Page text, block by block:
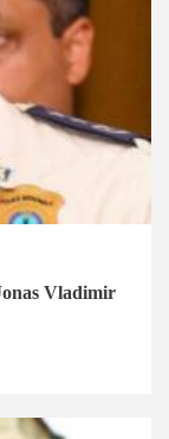
Vladimir